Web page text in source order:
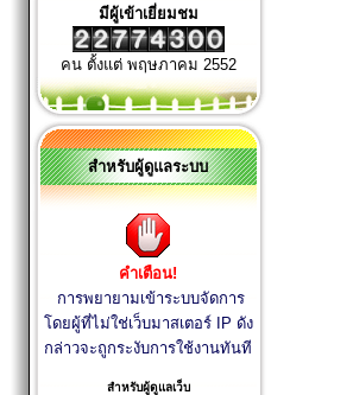
มีผู้เข้าเยี่ยมชม
คน ตั้งแต่ พฤษภาคม 2552
สำหรับผู้ดูแลระบบ
คำเตือน!
การพยายามเข้าระบบจัดการ
โดยผู้ที่ไม่ใช่เว็บมาสเตอร์ IP ดัง
กล่าวจะถูกระงับการใช้งานทันที
สำหรับผู้ดูแลเว็บ